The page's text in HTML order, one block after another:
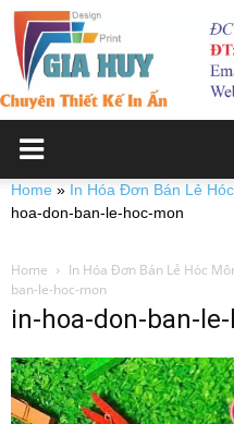
Home » In Hóa Đơn Bán Lẻ
hoa-don-ban-le-hoc-mon
Home In Hóa Đơn Bán Lẻ Hóc
ban-le-hoc-mon
in-hoa-don-ban-